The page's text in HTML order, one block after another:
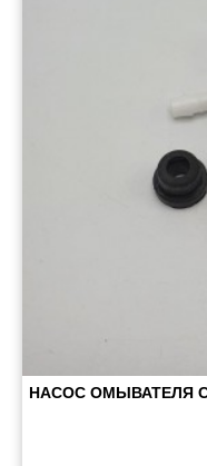
Оснащение
Автономное
Стяжные ремни
НАСОС ОМЫВАТЕЛЯ